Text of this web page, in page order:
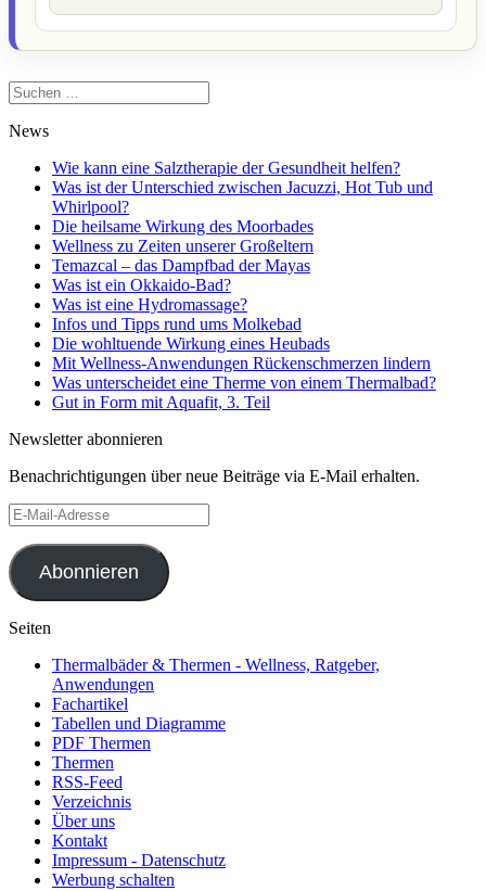
Suchen
nach:
News
Wie kann eine Salztherapie der Gesundheit helfen?
Was ist der Unterschied zwischen Jacuzzi, Hot Tub und
Whirlpool?
Die heilsame Wirkung des Moorbades
Wellness zu Zeiten unserer Großeltern
Temazcal – das Dampfbad der Mayas
Was ist ein Okkaido-Bad?
Was ist eine Hydromassage?
Infos und Tipps rund ums Molkebad
Die wohltuende Wirkung eines Heubads
Mit Wellness-Anwendungen Rückenschmerzen lindern
Was unterscheidet eine Therme von einem Thermalbad?
Gut in Form mit Aquafit, 3. Teil
Newsletter abonnieren
Benachrichtigungen über neue Beiträge via E-Mail erhalten.
E-
Mail-
Adresse
Abonnieren
Seiten
Thermalbäder & Thermen - Wellness, Ratgeber,
Anwendungen
Fachartikel
Tabellen und Diagramme
PDF Thermen
Thermen
RSS-Feed
Verzeichnis
Über uns
Kontakt
Impressum - Datenschutz
Werbung schalten